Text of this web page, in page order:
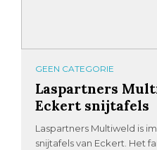
GEEN CATEGORIE
Laspartners
Eckert snijtafels
Laspartners Multiweld is
snijtafels van Eckert. Het